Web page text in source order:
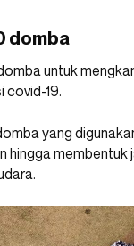
domba
untuk
covid-19.
yang
hingga membentuk